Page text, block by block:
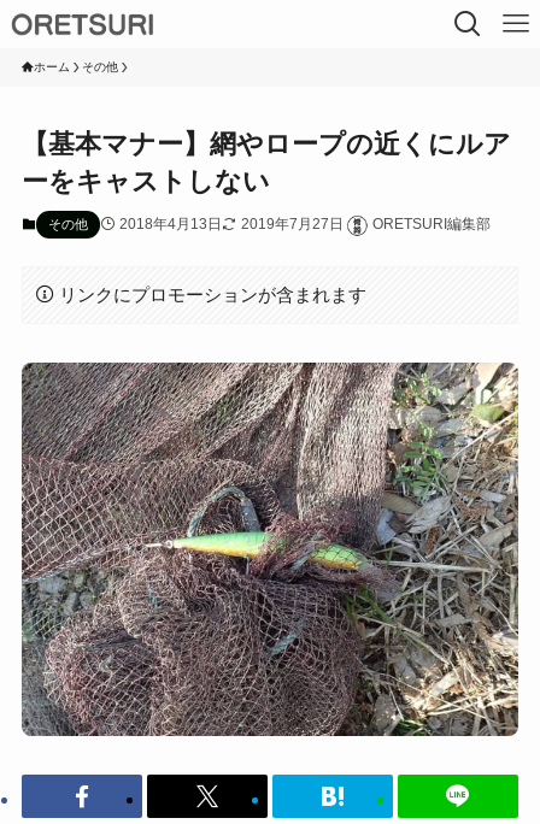
ホーム その他
【基本マナー】網やロープの近くにルア
ーをキャストしない
その他 2018年4月13日 2019年7月27日 ORETSURI編集部
リンクにプロモーションが含まれます